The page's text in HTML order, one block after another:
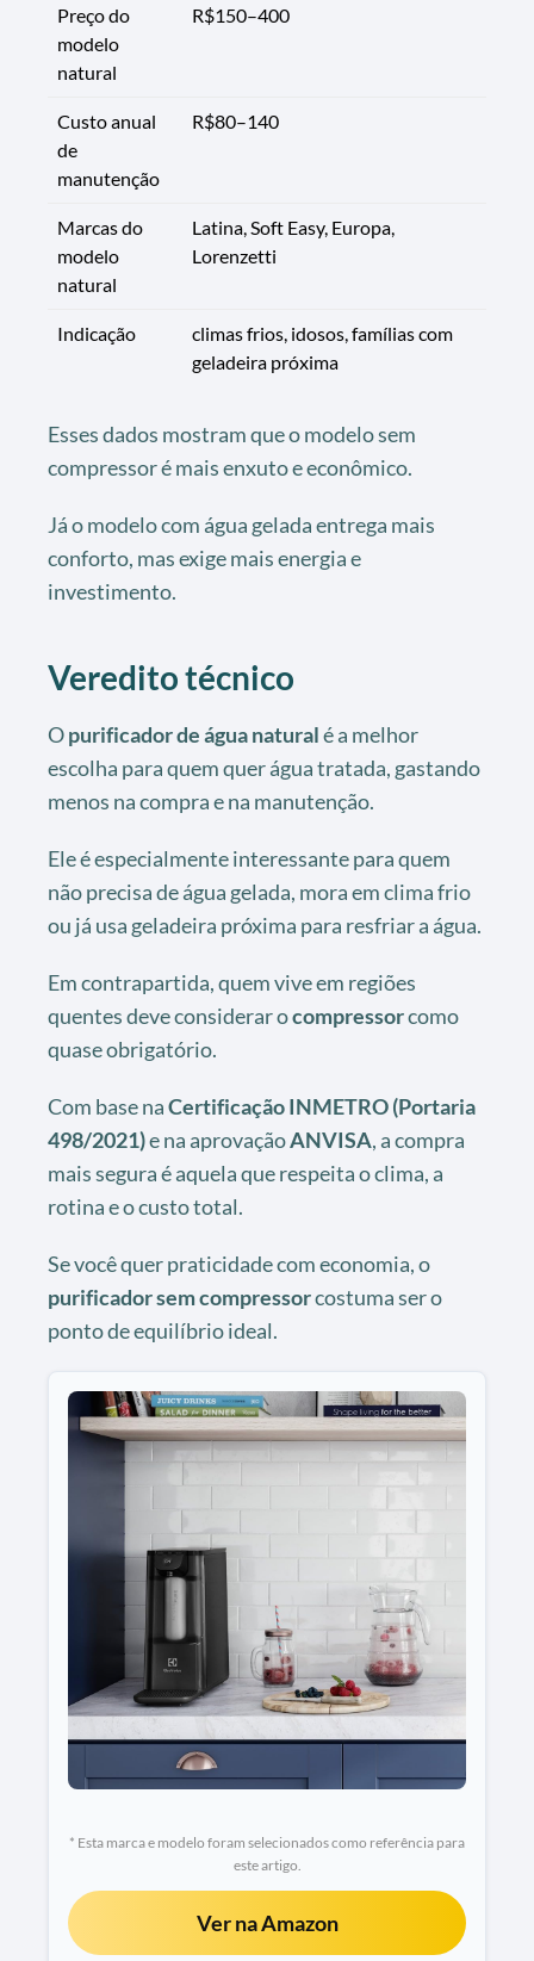
Preço do
modelo
natural
R$150–400
Custo anual
de
manutenção
R$80–140
Marcas do
modelo
natural
Latina, Soft Easy, Europa,
Lorenzetti
Indicação
climas frios, idosos, famílias com
geladeira próxima
Esses dados mostram que o modelo sem
compressor é mais enxuto e econômico.
Já o modelo com água gelada entrega mais
conforto, mas exige mais energia e
investimento.
Veredito técnico
Opurificador de água naturalé a melhor
escolha para quem quer água tratada, gastando
menos na compra e na manutenção.
Ele é especialmente interessante para quem
não precisa de água gelada, mora em clima frio
ou já usa geladeira próxima para resfriar a água.
Em contrapartida, quem vive em regiões
quentes deve considerar ocompressorcomo
quase obrigatório.
Com base naCertificação INMETRO (Portaria
498/2021)e na aprovaçãoANVISA, a compra
mais segura é aquela que respeita o clima, a
rotina e o custo total.
Se você quer praticidade com economia, o
purificador sem compressorcostuma ser o
ponto de equilíbrio ideal.
* Esta marca e modelo foram selecionados como referência para
este artigo.
Ver na Amazon